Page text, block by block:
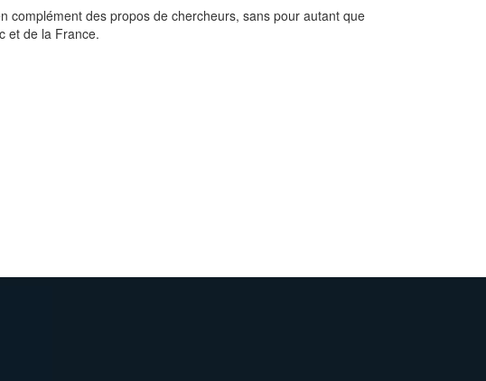
complément des propos de chercheurs, sans pour autant que
et de la France.